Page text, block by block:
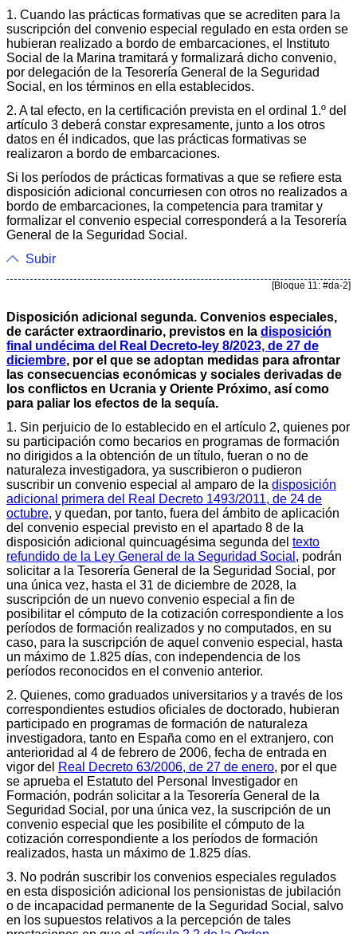
1. Cuando las prácticas formativas que se acrediten para la
suscripción del convenio especial regulado en esta orden se
hubieran realizado a bordo de embarcaciones, el Instituto
Social de la Marina tramitará y formalizará dicho convenio,
por delegación de la Tesorería General de la Seguridad
Social, en los términos en ella establecidos.
2. A tal efecto, en la certificación prevista en el ordinal 1.º del
artículo 3 deberá constar expresamente, junto a los otros
datos en él indicados, que las prácticas formativas se
realizaron a bordo de embarcaciones.
Si los períodos de prácticas formativas a que se refiere esta
disposición adicional concurriesen con otros no realizados a
bordo de embarcaciones, la competencia para tramitar y
formalizar el convenio especial corresponderá a la Tesorería
General de la Seguridad Social.
Subir
[Bloque 11: #da-2]
Disposición adicional segunda. Convenios especiales,
de carácter extraordinario, previstos en la disposición
final undécima del Real Decreto-ley 8/2023, de 27 de
diciembre, por el que se adoptan medidas para afrontar
las consecuencias económicas y sociales derivadas de
los conflictos en Ucrania y Oriente Próximo, así como
para paliar los efectos de la sequía.
1. Sin perjuicio de lo establecido en el artículo 2, quienes por
su participación como becarios en programas de formación
no dirigidos a la obtención de un título, fueran o no de
naturaleza investigadora, ya suscribieron o pudieron
suscribir un convenio especial al amparo de la disposición
adicional primera del Real Decreto 1493/2011, de 24 de
octubre, y quedan, por tanto, fuera del ámbito de aplicación
del convenio especial previsto en el apartado 8 de la
disposición adicional quincuagésima segunda del texto
refundido de la Ley General de la Seguridad Social , podrán
solicitar a la Tesorería General de la Seguridad Social, por
una única vez, hasta el 31 de diciembre de 2028, la
suscripción de un nuevo convenio especial a fin de
posibilitar el cómputo de la cotización correspondiente a los
períodos de formación realizados y no computados, en su
caso, para la suscripción de aquel convenio especial, hasta
un máximo de 1.825 días, con independencia de los
períodos reconocidos en el convenio anterior.
2. Quienes, como graduados universitarios y a través de los
correspondientes estudios oficiales de doctorado, hubieran
participado en programas de formación de naturaleza
investigadora, tanto en España como en el extranjero, con
anterioridad al 4 de febrero de 2006, fecha de entrada en
vigor del Real Decreto 63/2006, de 27 de enero, por el que
se aprueba el Estatuto del Personal Investigador en
Formación, podrán solicitar a la Tesorería General de la
Seguridad Social, por una única vez, la suscripción de un
convenio especial que les posibilite el cómputo de la
cotización correspondiente a los períodos de formación
realizados, hasta un máximo de 1.825 días.
3. No podrán suscribir los convenios especiales regulados
en esta disposición adicional los pensionistas de jubilación
o de incapacidad permanente de la Seguridad Social, salvo
en los supuestos relativos a la percepción de tales